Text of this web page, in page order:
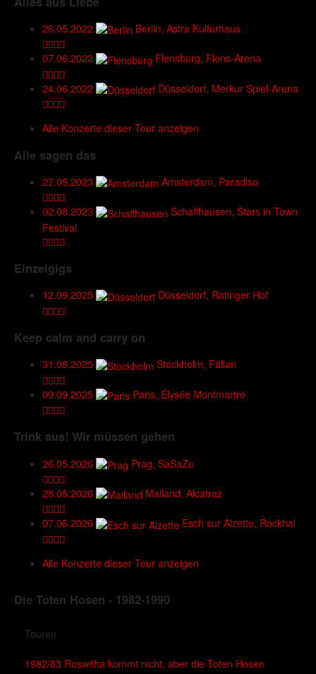
26.05.2022 Berlin, Astra Kulturhaus
07.06.2022 Flensburg, Flens-Arena
24.06.2022 Düsseldorf, Merkur Spiel-Arena
Alle Konzerte dieser Tour anzeigen
Alle sagen das
27.05.2023 Amsterdam, Paradiso
02.08.2023
Schaffhausen, Stars in Town
Festival
Einzelgigs
12.09.2025 Düsseldorf, Ratinger Hof
Keep calm and carry on
31.08.2025 Stockholm, Fållan
09.09.2025 Paris, Élysée Montmartre
Trink aus! Wir müssen gehen
26.05.2026 Prag, SaSaZu
28.05.2026 Mailand, Alcatraz
07.06.2026 Esch sur Alzette, Rockhal
Alle Konzerte dieser Tour anzeigen
Die Toten Hosen - 1982-1990
Touren
1982/83 Roswitha kommt nicht, aber die Toten Hosen